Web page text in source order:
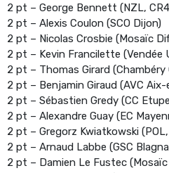
2 pt – George Bennett (NZL,
2 pt – Alexis Coulon (SCO Dijon)
2 pt – Nicolas Crosbie (Mosaïc
2 pt – Kevin Francilette (Vendée
2 pt – Thomas Girard
2 pt – Benjamin Giraud (AVC
2 pt – Sébastien Gredy (CC
2 pt – Alexandre Guay (EC
2 pt – Gregorz Kwiatkowski
2 pt – Arnaud Labbe (GSC
2 pt – Damien Le Fustec